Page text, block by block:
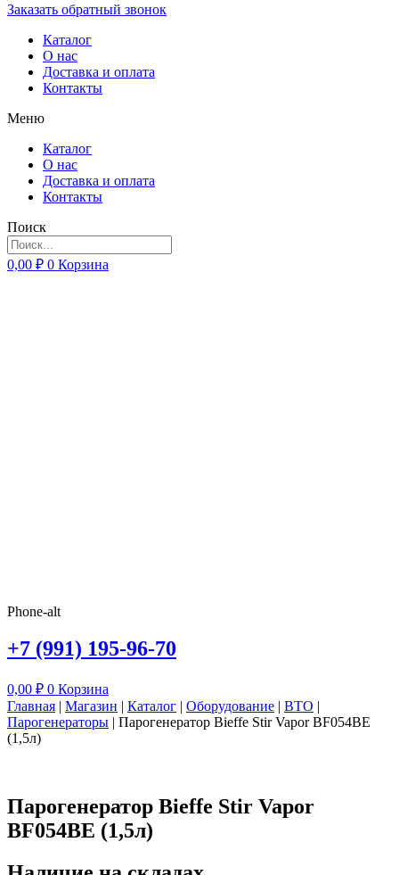
Заказать обратный звонок
Каталог
О нас
Доставка и оплата
Контакты
Меню
Каталог
О нас
Доставка и оплата
Контакты
Поиск
0,00 ₽ 0 Корзина
Phone-alt
+7 (991) 195-96-70
0,00 ₽ 0 Корзина
Главная | Магазин | Каталог | Оборудование | ВТО |
Парогенераторы | Парогенератор Bieffe Stir Vapor BF054BE
(1,5л)
Парогенератор Bieffe Stir Vapor
BF054BE (1,5л)